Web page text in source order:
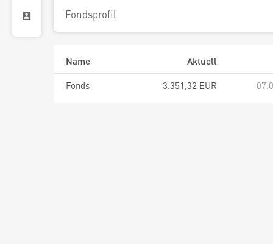
Fondsprofil
Name
Aktuell
Fonds
3.351,32 EUR